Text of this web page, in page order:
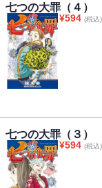
七つの大罪（４）
¥594 (税込)
七つの大罪（３）
¥594 (税込)